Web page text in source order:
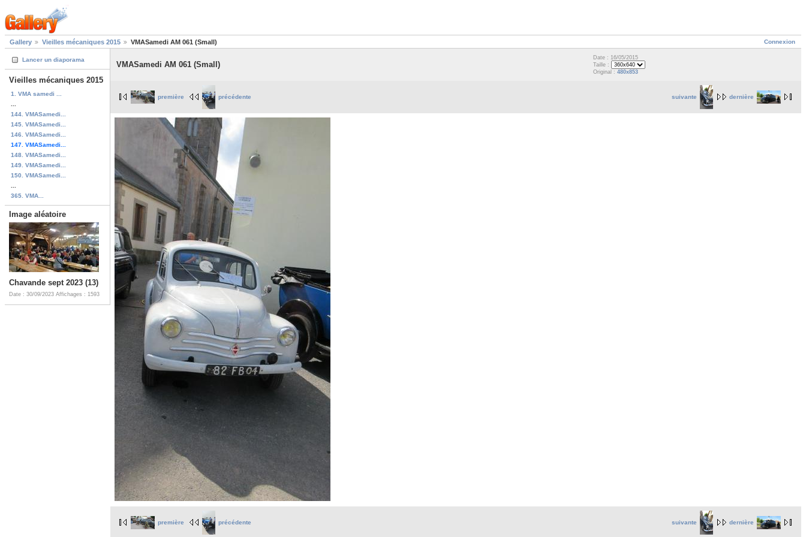
Connexion
Gallery Vieilles mécaniques 2015 VMASamedi AM 061 (Small)
Lancer un diaporama
Vieilles mécaniques 2015
1. VMA samedi ...
144. VMASamedi...
145. VMASamedi...
146. VMASamedi...
147. VMASamedi...
148. VMASamedi...
149. VMASamedi...
150. VMASamedi...
365. VMA...
Image aléatoire
Chavande sept 2023 (13)
Date : 30/09/2023 Affichages : 1593
VMASamedi AM 061 (Small)
Date : 16/05/2015
Taille :
Original : 480x853
suivante dernière
première précédente
suivante dernière
première précédente